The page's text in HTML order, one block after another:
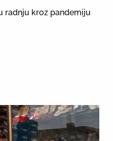
radnju kroz pandemiju